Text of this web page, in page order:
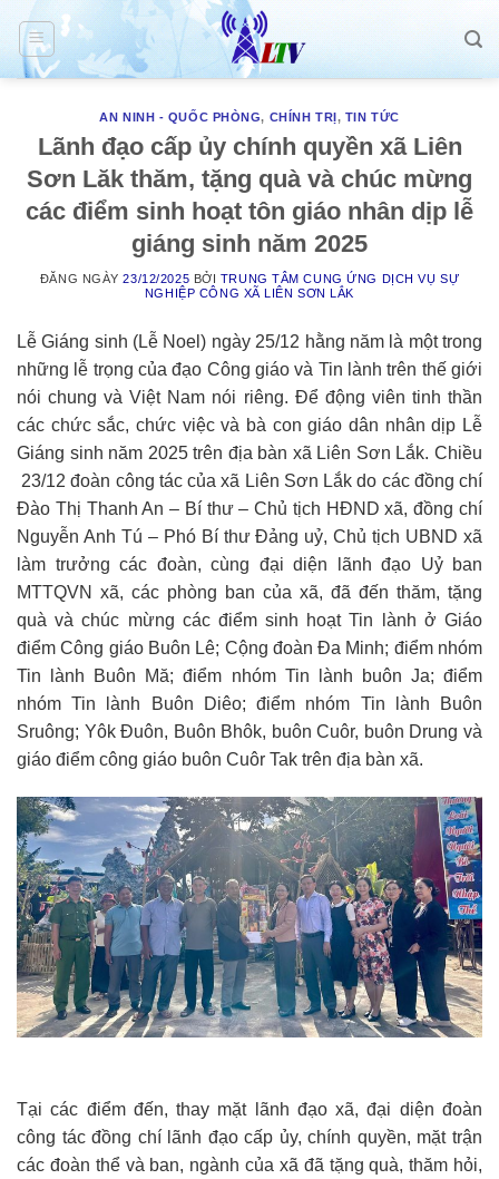
Skip
content
AN NINH - QUỐC PHÒNG, CHÍNH TRỊ, TIN TỨC
Lãnh đạo cấp ủy chính quyền xã Liên
Sơn Lăk thăm, tặng quà và chúc mừng
các điểm sinh hoạt tôn giáo nhân dịp lễ
giáng sinh năm 2025
ĐĂNG NGÀY23/12/2025 BỞI TRUNG TÂM CUNG ỨNG DỊCH VỤ SỰ
NGHIỆP CÔNG XÃ LIÊN SƠN LẮK
Lễ Giáng sinh (Lễ Noel) ngày 25/12 hằng năm là một trong
những lễ trọng của đạo Công giáo và Tin lành trên thế giới
nói chung và Việt Nam nói riêng. Để động viên tinh thần
các chức sắc, chức việc và bà con giáo dân nhân dịp Lễ
Giáng sinh năm 2025 trên địa bàn xã Liên Sơn Lắk. Chiều
23/12 đoàn công tác của xã Liên Sơn Lắk do các đồng chí
Đào Thị Thanh An – Bí thư – Chủ tịch HĐND xã, đồng chí
Nguyễn Anh Tú – Phó Bí thư Đảng uỷ, Chủ tịch UBND xã
làm trưởng các đoàn, cùng đại diện lãnh đạo Uỷ ban
MTTQVN xã, các phòng ban của xã, đã đến thăm, tặng
quà và chúc mừng các điểm sinh hoạt Tin lành ở Giáo
điểm Công giáo Buôn Lê; Cộng đoàn Đa Minh; điểm nhóm
Tin lành Buôn Mă; điểm nhóm Tin lành buôn Ja; điểm
nhóm Tin lành Buôn Diêo; điểm nhóm Tin lành Buôn
Sruông; Yôk Đuôn, Buôn Bhôk, buôn Cuôr, buôn Drung và
giáo điểm công giáo buôn Cuôr Tak trên địa bàn xã.
Tại các điểm đến, thay mặt lãnh đạo xã, đại diện đoàn
công tác đồng chí lãnh đạo cấp ủy, chính quyền, mặt trận
các đoàn thể và ban, ngành của xã đã tặng quà, thăm hỏi,